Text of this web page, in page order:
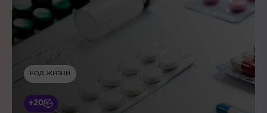
КОД ЖИЗНИ
+20